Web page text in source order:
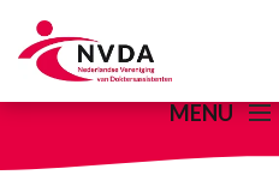
Dag van
MENU